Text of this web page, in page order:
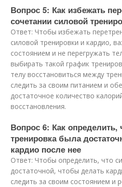
Вопрос 5: Как избежать
сочетании силовой
Ответ: Чтобы избежать
силовой тренировки и кардио,
состоянием и не перегружать
выбирать такой график
телу восстановиться между
следить за своим питанием и
достаточное количество
восстановления.
Вопрос 6: Как определить,
тренировка была
кардио после нее
Ответ: Чтобы определить, что
достаточной, чтобы делать
следить за своим состоянием и